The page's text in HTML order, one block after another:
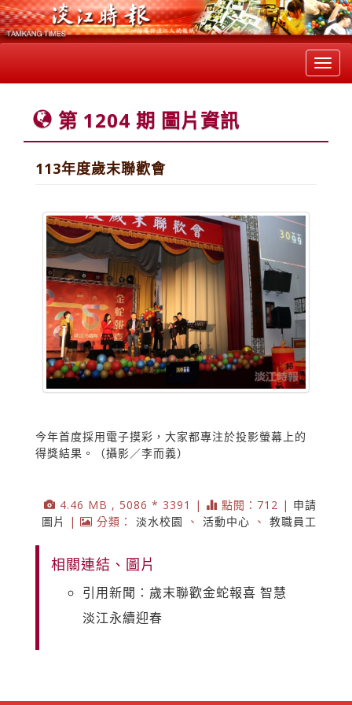
第 1204 期 圖片資訊
113年度歲末聯歡會
今年首度採用電子摸彩，大家都專注於投影螢幕上的
得獎結果。（攝影／李而義）
4.46 MB , 5086 * 3391 | 點閱：712 | 申請
圖片
| 分類： 淡水校園 、 活動中心 、 教職員工
相關連結、圖片
引用新聞：歲末聯歡金蛇報喜 智慧
淡江永續迎春